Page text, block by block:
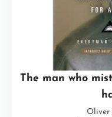
The man who
Oliver